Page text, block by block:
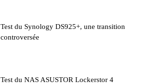
Test du Synology DS925+, une transition
controversée
Test du NAS ASUSTOR Lockerstor 4